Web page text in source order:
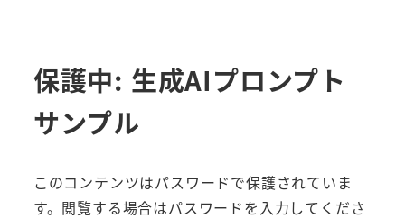
保護中: 生成AIプロンプト
サンプル
このコンテンツはパスワードで保護されていま
す。閲覧する場合はパスワードを入力してくださ